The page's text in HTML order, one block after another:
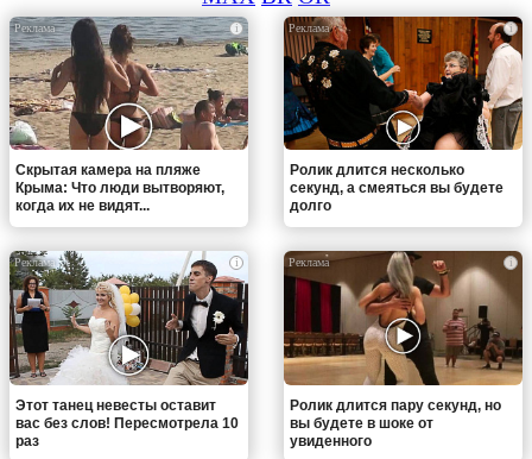
i
Скрытая камера на пляже
Крыма: Что люди вытворяют,
когда их не видят...
i
Ролик длится несколько
секунд, а смеяться вы будете
долго
i
Этот танец невесты оставит
вас без слов! Пересмотрела 10
раз
i
Ролик длится пару секунд, но
вы будете в шоке от
увиденного